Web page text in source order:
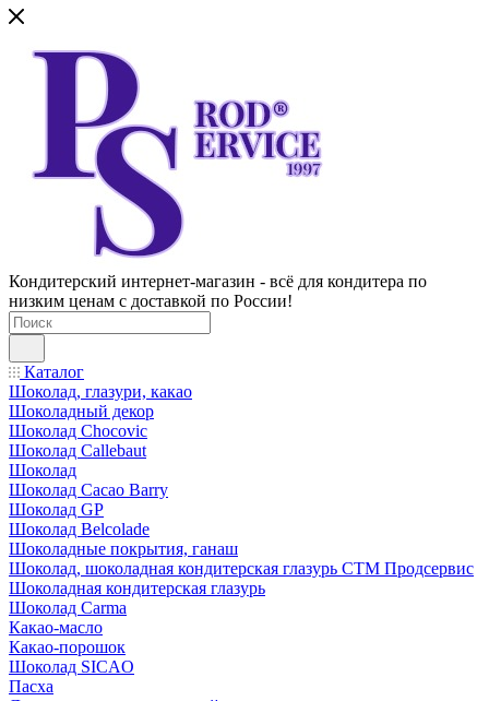
Кондитерский интернет-магазин - всё для кондитера по
низким ценам с доставкой по России!
Каталог
Шоколад, глазури, какао
Шоколадный декор
Шоколад Chocovic
Шоколад Callebaut
Шоколад
Шоколад Cacao Barry
Шоколад GP
Шоколад Belcolade
Шоколадные покрытия, ганаш
Шоколад, шоколадная кондитерская глазурь СТМ Продсервис
Шоколадная кондитерская глазурь
Шоколад Carma
Какао-масло
Какао-порошок
Шоколад SICAO
Пасха